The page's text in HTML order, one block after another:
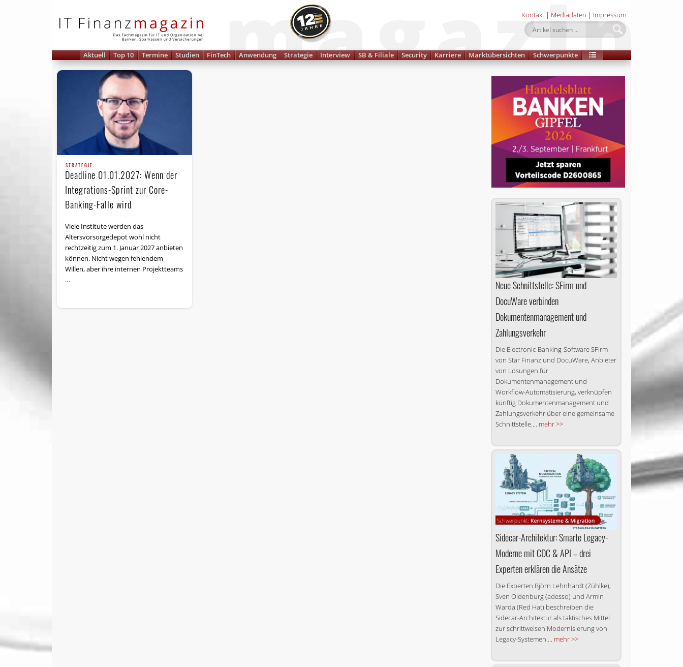
Kontakt | Mediadaten | Impressum
Aktuell Top 10 Termine Studien FinTech Anwendung Strategie Interview SB & Filiale Security Karriere Marktübersichten Schwerpunkte
STRATEGIE
Deadline 01.01.2027: Wenn der
Integrations-Sprint zur Core-
Banking-Falle wird
Viele Institute werden das
Altersvorsorgedepot wohl nicht
rechtzeitig zum 1. Januar 2027 anbieten
können. Nicht wegen fehlendem
Willen, aber ihre internen Projektteams
…
Neue Schnittstelle: SFirm und
DocuWare verbinden
Dokumentenmanagement und
Zahlungsverkehr
Die Electronic-Banking-Software SFirm
von Star Finanz und DocuWare, Anbieter
von Lösungen für
Dokumentenmanagement und
Workflow-Automatisierung, verknüpfen
künftig Dokumentenmanagement und
Zahlungsverkehr über eine gemeinsame
Schnittstelle.... mehr >>
Sidecar-Architektur: Smarte Legacy-
Moderne mit CDC & API – drei
Experten erklären die Ansätze
Die Experten Björn Lehnhardt (Zühlke),
Sven Oldenburg (adesso) und Armin
Warda (Red Hat) beschreiben die
Sidecar-Architektur als taktisches Mittel
zur schrittweisen Modernisierung von
Legacy-Systemen.... mehr >>